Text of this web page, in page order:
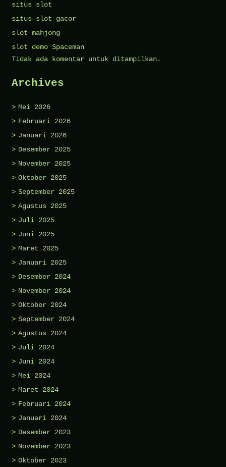
situs slot
situs slot gacor
slot mahjong
slot demo Spaceman
Tidak ada komentar untuk ditampilkan.
Archives
Mei 2026
Februari 2026
Januari 2026
Desember 2025
November 2025
Oktober 2025
September 2025
Agustus 2025
Juli 2025
Juni 2025
Maret 2025
Januari 2025
Desember 2024
November 2024
Oktober 2024
September 2024
Agustus 2024
Juli 2024
Juni 2024
Mei 2024
Maret 2024
Februari 2024
Januari 2024
Desember 2023
November 2023
Oktober 2023